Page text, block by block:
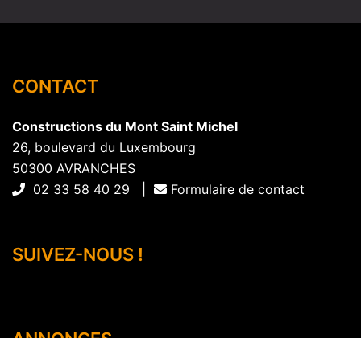
CONTACT
Constructions du Mont Saint Michel
26, boulevard du Luxembourg
50300 AVRANCHES
02 33 58 40 29 |
Formulaire de contact
SUIVEZ-NOUS !